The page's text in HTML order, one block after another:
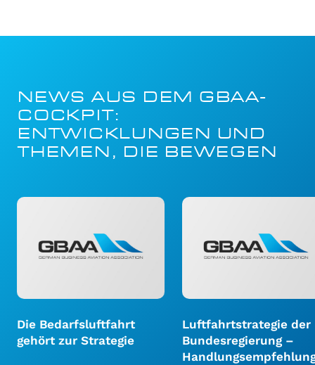
NEWS AUS DEM GBAA-
COCKPIT:
ENTWICKLUNGEN UND
THEMEN, DIE BEWEGEN
Die Bedarfsluftfahrt
gehört zur Strategie
Luftfahrtstrategie der
Bundesregierung –